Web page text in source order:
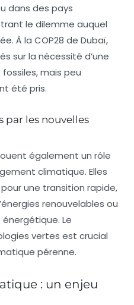
dans des pays
le dilemme auquel
À la COP28 de Dubaï,
sur la nécessité d’une
mais peu
été pris.
par les nouvelles
également un rôle
climatique. Elles
une transition rapide,
renouvelables ou
Le
vertes est crucial
pérenne.
: un enjeu